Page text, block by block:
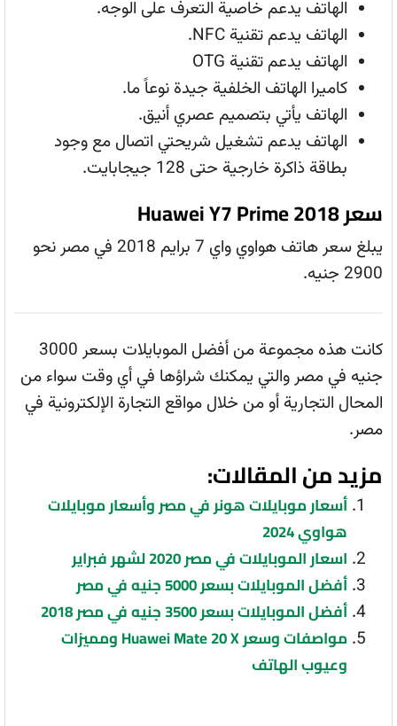
الهاتف يدعم خاصية التعرف على الوجه.
الهاتف يدعم تقنية NFC.
الهاتف يدعم تقنية OTG
كاميرا الهاتف الخلفية جيدة نوعاً ما.
الهاتف يأتي بتصميم عصري أنيق.
الهاتف يدعم تشغيل شريحتي اتصال مع وجود
بطاقة ذاكرة خارجية حتى 128 جيجابايت.
سعر Huawei Y7 Prime 2018
يبلغ سعر هاتف هواوي واي 7 برايم 2018 في مصر نحو
2900 جنيه.
كانت هذه مجموعة من أفضل الموبايلات بسعر 3000
جنيه في مصر والتي يمكنك شراؤها في أي وقت سواء من
المحال التجارية أو من خلال مواقع التجارة الإلكترونية في
مصر.
مزيد من المقالات:
أسعار موبايلات هونر في مصر وأسعار موبايلات
هواوي 2024
اسعار الموبايلات في مصر 2020 لشهر فبراير
أفضل الموبايلات بسعر 5000 جنيه في مصر
أفضل الموبايلات بسعر 3500 جنيه في مصر 2018
مواصفات وسعر Huawei Mate 20 X ومميزات
وعيوب الهاتف